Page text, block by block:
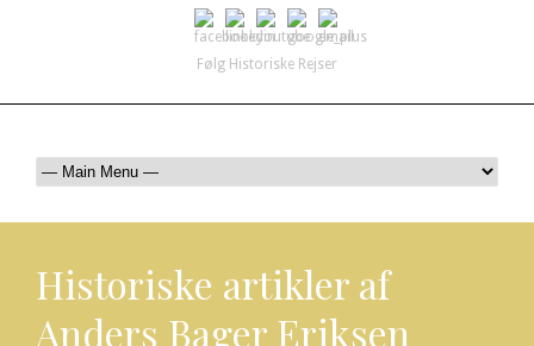
Følg Historiske Rejser
Historiske artikler af
Anders Bager Eriksen